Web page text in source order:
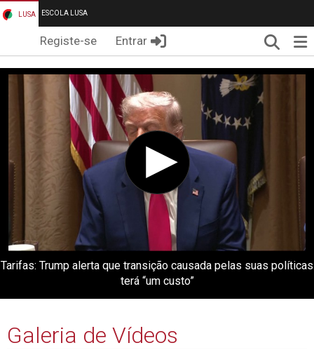
LUSA ESCOLA LUSA
Registe-se Entrar
Tarifas: Trump alerta que transição causada pelas suas políticas
terá “um custo”
Galeria de Vídeos